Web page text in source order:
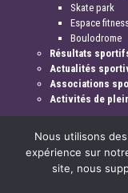
Skate park
Espace
Boulodrome
Résultats
Actualités
Associations
Activités de
Nous utilisons
expérience sur
site, nous